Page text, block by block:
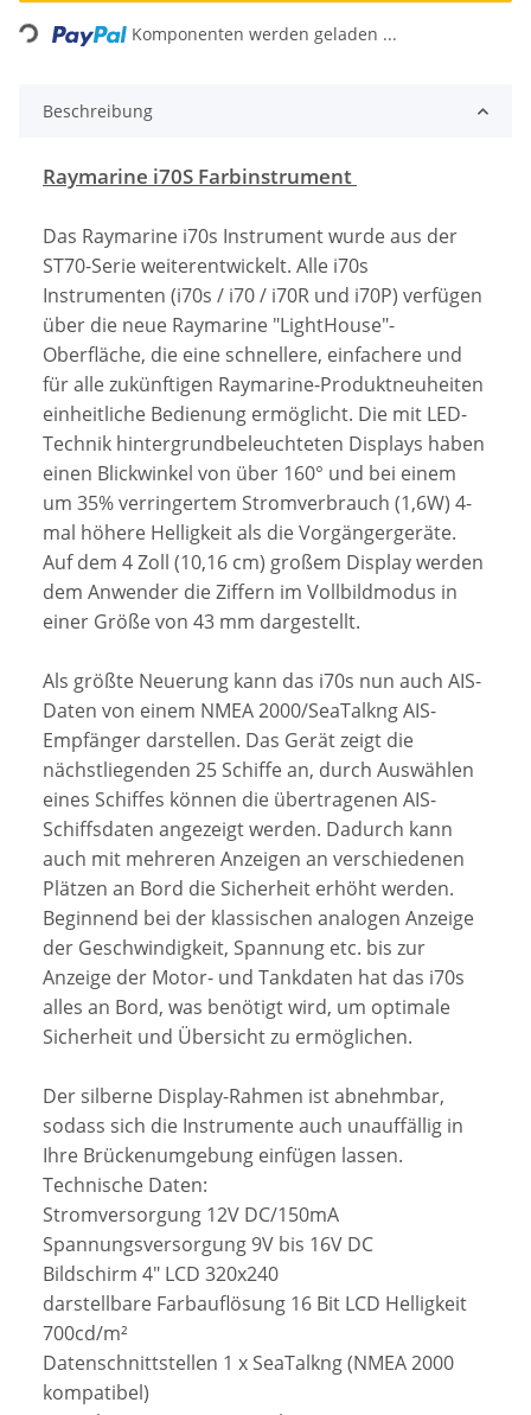
Loading... Komponenten werden geladen ...
Beschreibung
Raymarine i70S Farbinstrument
Das Raymarine i70s Instrument wurde aus der
ST70-Serie weiterentwickelt. Alle i70s
Instrumenten (i70s / i70 / i70R und i70P) verfügen
über die neue Raymarine "LightHouse"-
Oberfläche, die eine schnellere, einfachere und
für alle zukünftigen Raymarine-Produktneuheiten
einheitliche Bedienung ermöglicht. Die mit LED-
Technik hintergrundbeleuchteten Displays haben
einen Blickwinkel von über 160° und bei einem
um 35% verringertem Stromverbrauch (1,6W) 4-
mal höhere Helligkeit als die Vorgängergeräte.
Auf dem 4 Zoll (10,16 cm) großem Display werden
dem Anwender die Ziffern im Vollbildmodus in
einer Größe von 43 mm dargestellt.
Als größte Neuerung kann das i70s nun auch AIS-
Daten von einem NMEA 2000/SeaTalkng AIS-
Empfänger darstellen. Das Gerät zeigt die
nächstliegenden 25 Schiffe an, durch Auswählen
eines Schiffes können die übertragenen AIS-
Schiffsdaten angezeigt werden. Dadurch kann
auch mit mehreren Anzeigen an verschiedenen
Plätzen an Bord die Sicherheit erhöht werden.
Beginnend bei der klassischen analogen Anzeige
der Geschwindigkeit, Spannung etc. bis zur
Anzeige der Motor- und Tankdaten hat das i70s
alles an Bord, was benötigt wird, um optimale
Sicherheit und Übersicht zu ermöglichen.
Der silberne Display-Rahmen ist abnehmbar,
sodass sich die Instrumente auch unauffällig in
Ihre Brückenumgebung einfügen lassen.
Technische Daten:
Stromversorgung 12V DC/150mA
Spannungsversorgung 9V bis 16V DC
Bildschirm 4" LCD 320x240
darstellbare Farbauflösung 16 Bit LCD Helligkeit
700cd/m²
Datenschnittstellen 1 x SeaTalkng (NMEA 2000
kompatibel)